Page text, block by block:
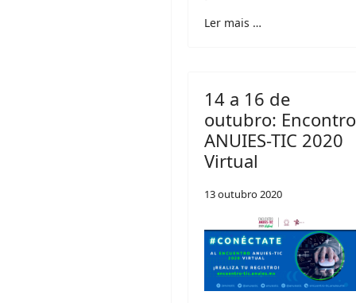
Ler mais …
14 a 16 de
outubro: Encontro
ANUIES-TIC 2020
Virtual
13 outubro 2020